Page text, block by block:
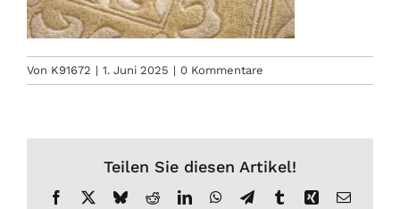
Von K91672 | 1. Juni 2025 | 0 Kommentare
Teilen Sie diesen Artikel!
Facebook BlueskyRedditLinkedInWhatsApp
TelegramTumblrXing E-